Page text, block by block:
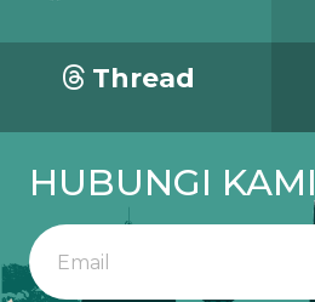
Thread
HUBUNGI KAMI